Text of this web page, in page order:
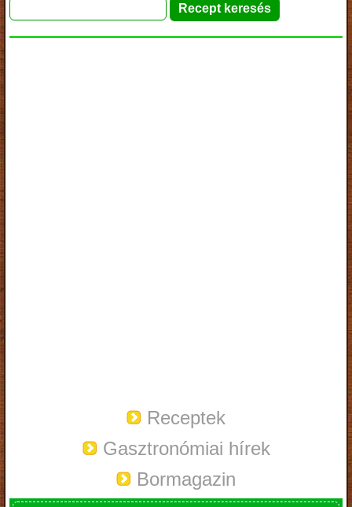
Receptek
Gasztronómiai hírek
Bormagazin